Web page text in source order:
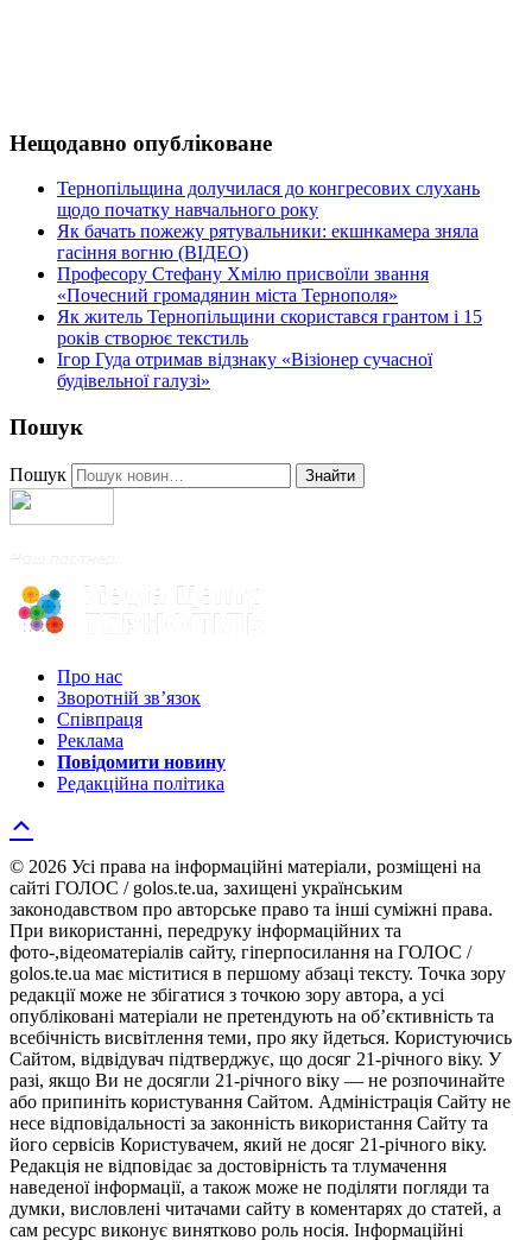
Нещодавно опубліковане
Тернопільщина долучилася до конгресових слухань
щодо початку навчального року
Як бачать пожежу рятувальники: екшнкамера зняла
гасіння вогню (ВІДЕО)
Професору Стефану Хмілю присвоїли звання
«Почесний громадянин міста Тернополя»
Як житель Тернопільщини скористався грантом і 15
років створює текстиль
Ігор Гуда отримав відзнаку «Візіонер сучасної
будівельної галузі»
Пошук
Пошук Знайти
Про нас
Зворотній зв’язок
Співпраця
Реклама
Повідомити новину
Редакційна політика
© 2026 Усі права на інформаційні матеріали, розміщені на
сайті ГОЛОС / golos.te.ua, захищені українським
законодавством про авторське право та інші суміжні права.
При використанні, передруку інформаційних та
фото-,відеоматеріалів сайту, гіперпосилання на ГОЛОС /
golos.te.ua має міститися в першому абзаці тексту. Точка зору
редакції може не збігатися з точкою зору автора, а усі
опубліковані матеріали не претендують на об’єктивність та
всебічність висвітлення теми, про яку йдеться. Користуючись
Сайтом, відвідувач підтверджує, що досяг 21-річного віку. У
разі, якщо Ви не досягли 21-річного віку — не розпочинайте
або припиніть користування Сайтом. Адміністрація Сайту не
несе відповідальності за законність використання Сайту та
його сервісів Користувачем, який не досяг 21-річного віку.
Редакція не відповідає за достовірність та тлумачення
наведеної інформації, а також може не поділяти погляди та
думки, висловлені читачами сайту в коментарях до статей, а
сам ресурс виконує винятково роль носія. Інформаційні